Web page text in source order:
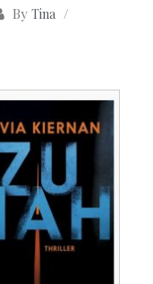
By Tina